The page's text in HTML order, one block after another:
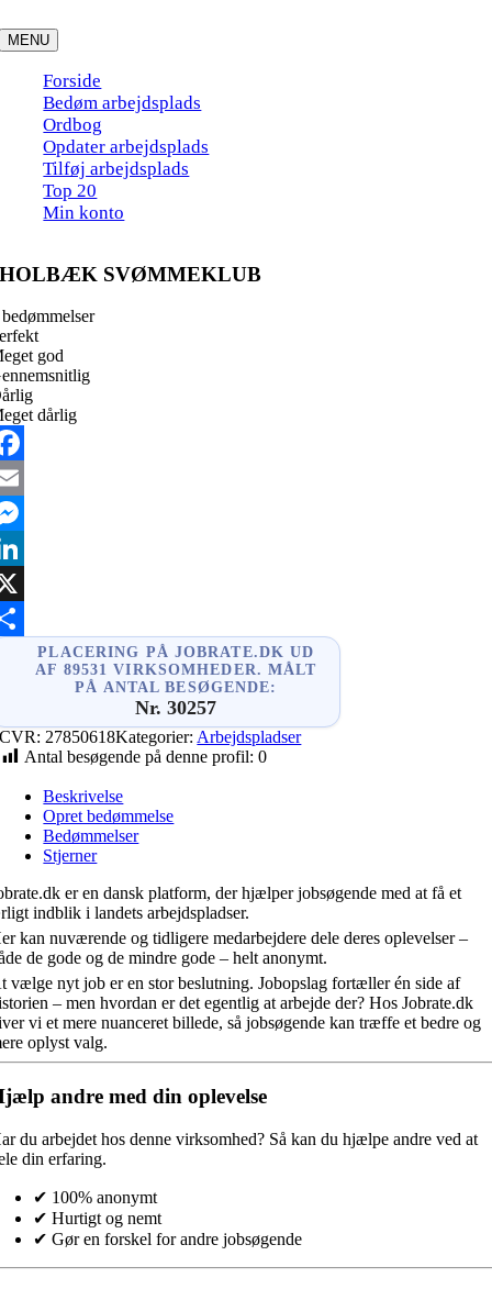
to
content
MENU
Forside
Bedøm arbejdsplads
Ordbog
Opdater arbejdsplads
Tilføj arbejdsplads
Top 20
Min konto
HOLBÆK SVØMMEKLUB
god
dårlig
PLACERING PÅ JOBRATE.DK UD
AF 89531 VIRKSOMHEDER. MÅLT
PÅ ANTAL BESØGENDE:
Nr. 30257
CVR: 27850618Kategorier: Arbejdspladser
Antal besøgende på denne profil: 0
Beskrivelse
Opret bedømmelse
Bedømmelser
Stjerner
er en dansk platform, der hjælper jobsøgende med at få et
indblik i landets arbejdspladser.
kan nuværende og tidligere medarbejdere dele deres oplevelser –
de gode og de mindre gode – helt anonymt.
vælge nyt job er en stor beslutning. Jobopslag fortæller én side af
– men hvordan er det egentlig at arbejde der? Hos Jobrate.dk
vi et mere nuanceret billede, så jobsøgende kan træffe et bedre og
oplyst valg.
andre med din oplevelse
du arbejdet hos denne virksomhed? Så kan du hjælpe andre ved at
din erfaring.
✔ 100% anonymt
✔ Hurtigt og nemt
✔ Gør en forskel for andre jobsøgende